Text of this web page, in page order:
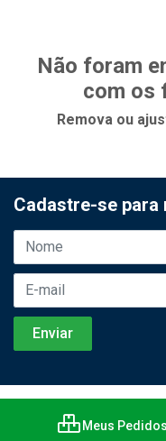
Não foram
com os
Remova ou
Cadastre-se
Meus Pedidos